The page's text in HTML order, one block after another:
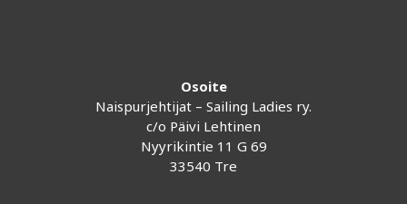
Osoite
Naispurjehtijat – Sailing Ladies ry.
c/o Päivi Lehtinen
Nyyrikintie 11 G 69
33540 Tre